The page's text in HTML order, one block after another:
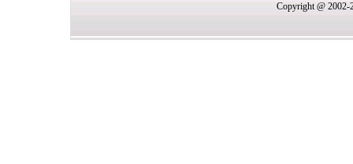
Copyright @ 2002-